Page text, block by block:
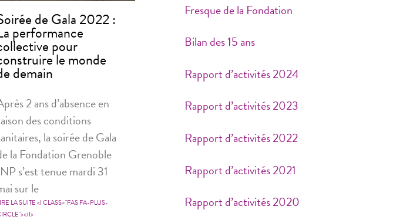
de Gala 2022 :
performance
pour
le monde
demain
2 ans d’absence en
des conditions
la soirée de Gala
la Fondation Grenoble
s’est tenue mardi 31
sur le
LA SUITE <I CLASS="FAS FA-PLUS-
I>
Fresque de la Fondation
Bilan des 15 ans
Rapport d’activités 2024
Rapport d’activités 2023
Rapport d’activités 2022
Rapport d’activités 2021
Rapport d’activités 2020